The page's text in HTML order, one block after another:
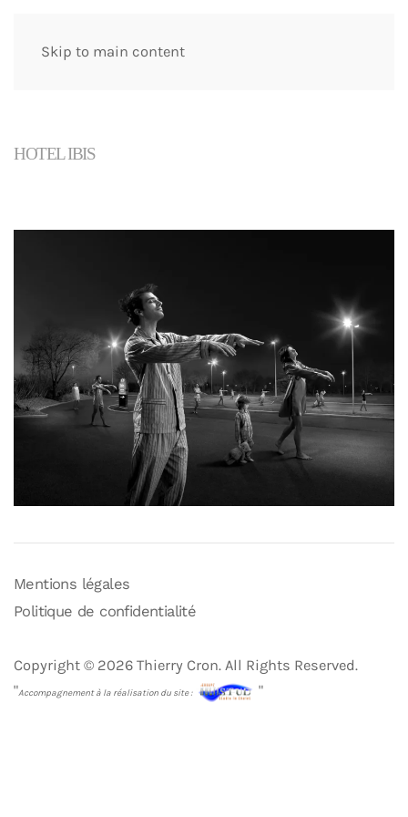
Skip to main content
HOTEL IBIS
Mentions légales
Politique de confidentialité
Copyright © 2026 Thierry Cron. All Rights Reserved.
"Accompagnement à la réalisation du site : "